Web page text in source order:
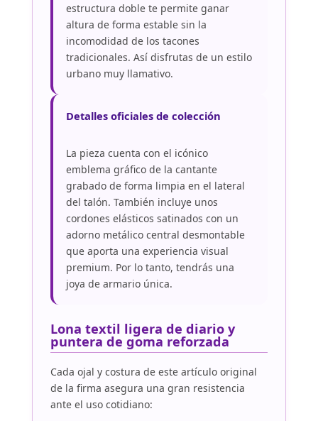
estructura doble te permite ganar
altura de forma estable sin la
incomodidad de los tacones
tradicionales. Así disfrutas de un estilo
urbano muy llamativo.
Detalles oficiales de colección
La pieza cuenta con el icónico
emblema gráfico de la cantante
grabado de forma limpia en el lateral
del talón. También incluye unos
cordones elásticos satinados con un
adorno metálico central desmontable
que aporta una experiencia visual
premium. Por lo tanto, tendrás una
joya de armario única.
Lona textil ligera de diario y
puntera de goma reforzada
Cada ojal y costura de este artículo original
de la firma asegura una gran resistencia
ante el uso cotidiano: